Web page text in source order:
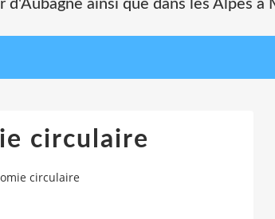
d'Aubagne ainsi que dans les Alpes
circulaire
circulaire